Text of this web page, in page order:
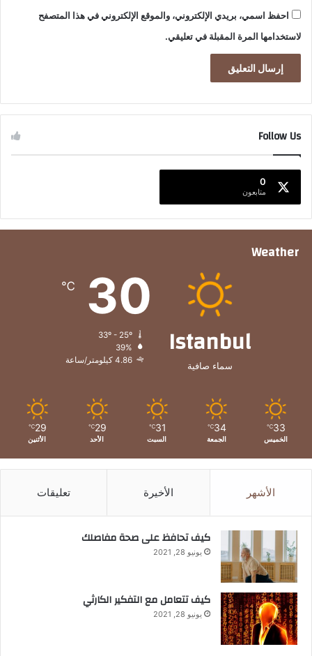
احفظ اسمي، بريدي الإلكتروني، والموقع الإلكتروني في هذا المتصفح
لاستخدامها المرة المقبلة في تعليقي.
Follow Us
0
متابعون
Weather
Istanbul
سماء صافية
30
℃
39%
4.86 كيلومتر/ساعة
33
℃
الخميس
34
℃
الجمعة
31
℃
السبت
29
℃
الأحد
29
℃
الأثنين
الأشهر الأخيرة تعليقات
كيف تحافظ على صحة مفاصلك
يونيو 28, 2021
كيف تتعامل مع التفكير الكارثي
يونيو 28, 2021